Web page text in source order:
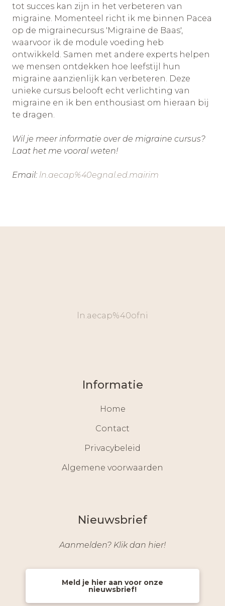
tot succes kan zijn in het verbeteren van
migraine. Momenteel richt ik me binnen Pacea
op de migrainecursus 'Migraine de Baas',
waarvoor ik de module voeding heb
ontwikkeld. Samen met andere experts helpen
we mensen ontdekken hoe leefstijl hun
migraine aanzienlijk kan verbeteren. Deze
unieke cursus belooft echt verlichting van
migraine en ik ben enthousiast om hieraan bij
te dragen.
Wil je meer informatie over de migraine cursus?
Laat het me vooral weten!
Email: ln.aecap%40egnal.ed.mairim
ln.aecap%40ofni
Informatie
Home
Contact
Privacybeleid
Algemene voorwaarden
Nieuwsbrief
Aanmelden? Klik dan hier!
Meld je hier aan voor onze
nieuwsbrief!